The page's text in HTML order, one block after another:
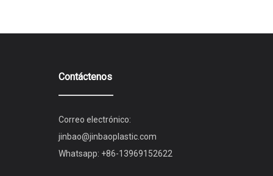
Contáctenos
Correo electrónico:
jinbao@jinbaoplastic.com
Whatsapp: +86-13969152622